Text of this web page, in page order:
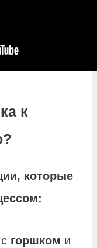
к
которые
горшком и